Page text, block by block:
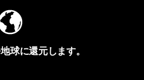
球に還元します。